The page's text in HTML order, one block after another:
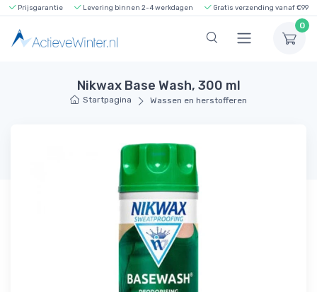
Prijsgarantie Levering binnen 2-4 werkdagen Gratis verzending vanaf €99
0
Nikwax Base Wash, 300 ml
Startpagina Wassen en herstofferen